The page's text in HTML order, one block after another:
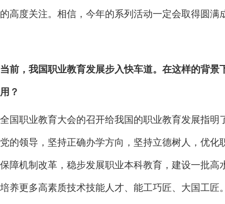
的高度关注。相信，今年的系列活动一定会取得圆满
当前，我国职业教育发展步入快车道。在这样的背
用？
全国职业教育大会的召开给我国的职业教育发展指
党的领导，坚持正确办学方向，坚持立德树人，优
保障机制改革，稳步发展职业本科教育，建设一批
培养更多高素质技术技能人才、能工巧匠、大国工匠